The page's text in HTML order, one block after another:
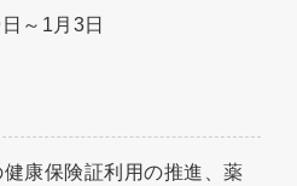
～1月3日
康保険証利用の推進、薬